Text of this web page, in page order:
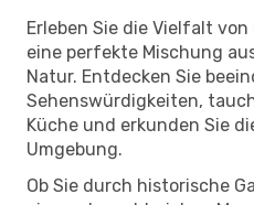
Erleben Sie die Vielfalt
eine perfekte Mischung
Natur. Entdecken Sie
Sehenswürdigkeiten,
Küche und erkunden Sie
Umgebung.
Ob Sie durch historische